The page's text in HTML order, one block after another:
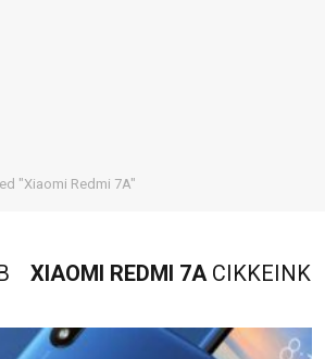
"Xiaomi Redmi 7A"
XIAOMI REDMI 7ACIKKEINK